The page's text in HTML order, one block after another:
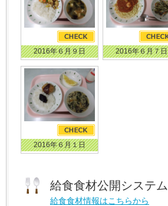
2016年６月９日 2016年６月７日
2016年６月１日
給食食材公開システム
給食食材情報はこちらから